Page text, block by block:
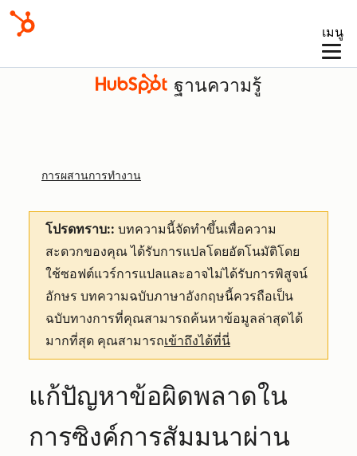
เมนู
ฐานความรู้
การผสานการทำงาน
โปรดทราบ:: บทความนี้จัดทำขึ้นเพื่อความ
สะดวกของคุณได้รับการแปลโดยอัตโนมัติโดย
ใช้ซอฟต์แวร์การแปลและอาจไม่ได้รับการพิสูจน์
อักษร บทความฉบับภาษาอังกฤษนี้ควรถือเป็น
ฉบับทางการที่คุณสามารถค้นหาข้อมูลล่าสุดได้
มากที่สุด คุณสามารถเข้าถึงได้ที่นี่
แก้ปัญหาข้อผิดพลาดใน
การซิงค์การสัมมนาผ่าน